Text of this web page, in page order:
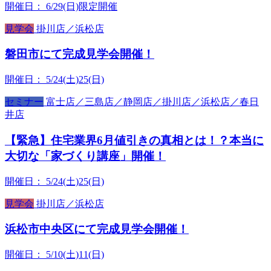
開催日： 6/29(日)限定開催
見学会 掛川店／浜松店
磐田市にて完成見学会開催！
開催日： 5/24(土)25(日)
セミナー 富士店／三島店／静岡店／掛川店／浜松店／春日
井店
【緊急】住宅業界6月値引きの真相とは！？本当に
大切な「家づくり講座」開催！
開催日： 5/24(土)25(日)
見学会 掛川店／浜松店
浜松市中央区にて完成見学会開催！
開催日： 5/10(土)11(日)